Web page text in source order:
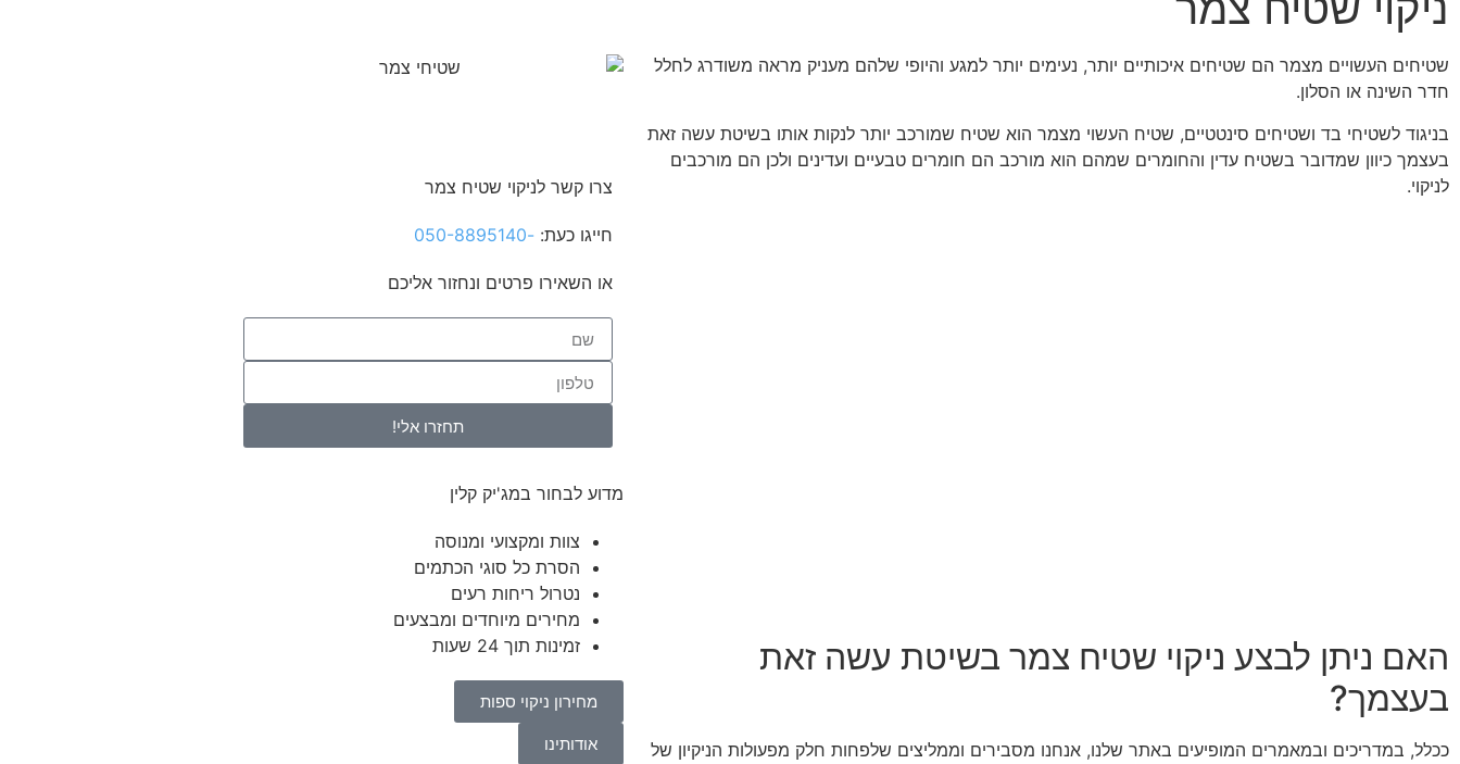
שטיחים העשויים מצמר הם שטיחים איכותיים יותר, נעימים יותר למגע והיופי שלהם מעניק מראה משודרג לחלל
חדר השינה או הסלון.
בניגוד לשטיחי בד ושטיחים סינטטיים, שטיח העשוי מצמר הוא שטיח שמורכב יותר לנקות אותו בשיטת עשה זאת
בעצמך כיוון שמדובר בשטיח עדין והחומרים שמהם הוא מורכב הם חומרים טבעיים ועדינים ולכן הם מורכבים
לניקוי.
האם ניתן לבצע ניקוי שטיח צמר בשיטת עשה זאת
בעצמך?
ככלל, במדריכים ובמאמרים המופיעים באתר שלנו, אנחנו מסבירים וממליצים שלפחות חלק מפעולות הניקיון של
צרו קשר לניקוי שטיח צמר
חייגו כעת: -050-8895140
או השאירו פרטים ונחזור אליכם
תחזרו אלי!
מדוע לבחור במג'יק קלין
צוות ומקצועי ומנוסה
הסרת כל סוגי הכתמים
נטרול ריחות רעים
מחירים מיוחדים ומבצעים
זמינות תוך 24 שעות
מחירון ניקוי ספות
אודותינו